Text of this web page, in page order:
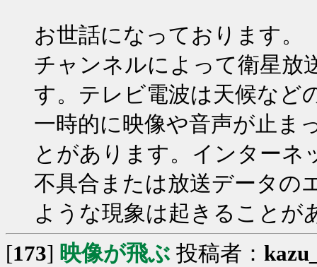
お世話になっております。
チャンネルによって衛星放
す。テレビ電波は天候など
一時的に映像や音声が止ま
とがあります。インターネ
不具合または放送データの
ような現象は起きることが
[173] 映像が飛ぶ 投稿者：